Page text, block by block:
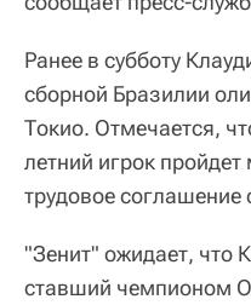
Ранее в субботу
сборной Бразилии
Токио. Отмечается,
летний игрок
трудовое соглашение
"Зенит" ожидает, что
ставший чемпионом